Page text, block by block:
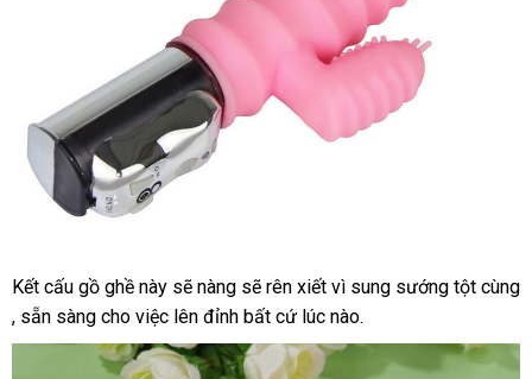
Máy
rung
cho
Kết cấu gồ ghề này Lazada
sẽ nàng giao
hàng
sẽ rên xiết vì sung sướng tột cùng
an
toàn
, sẵn sàng cho việc lên đỉnh đăng
ký
bất cứ lúc nào.